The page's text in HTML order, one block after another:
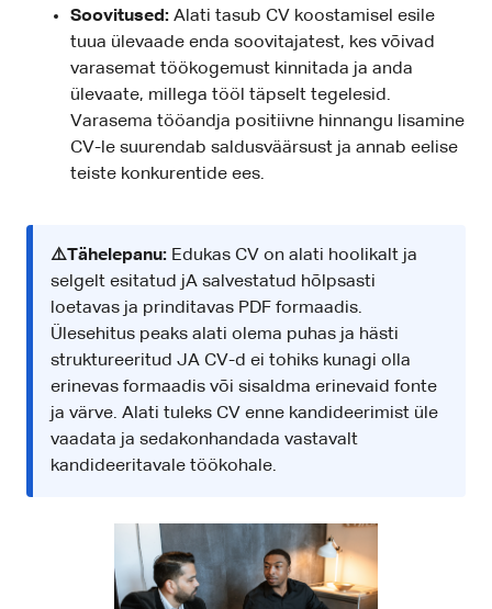
Soovitused: Alati tasub CV koostamisel esile
tuua ülevaade enda soovitajatest, kes võivad
varasemat töökogemust kinnitada ja anda
ülevaate, millega tööl täpselt tegelesid.
Varasema tööandja positiivne hinnangu lisamine
CV-le suurendab saldusväärsust ja annab eelise
teiste konkurentide ees.
⚠️Tähelepanu: Edukas CV on alati hoolikalt ja
selgelt esitatud jA salvestatud hõlpsasti
loetavas ja prinditavas PDF formaadis.
Ülesehitus peaks alati olema puhas ja hästi
struktureeritud JA CV-d ei tohiks kunagi olla
erinevas formaadis või sisaldma erinevaid fonte
ja värve. Alati tuleks CV enne kandideerimist üle
vaadata ja sedakonhandada vastavalt
kandideeritavale töökohale.